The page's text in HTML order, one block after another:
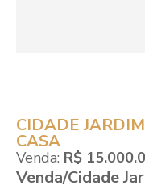
CIDADE JARDIM
CASA
Venda: R$
Venda/Cidade